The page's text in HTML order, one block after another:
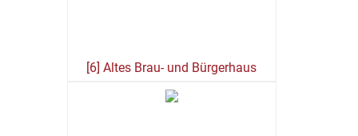
[6] Altes Brau- und Bürgerhaus